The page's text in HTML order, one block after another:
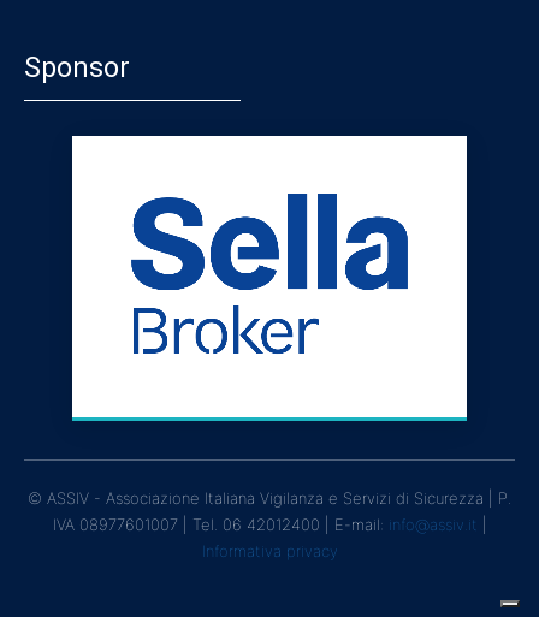
Sponsor
© ASSIV - Associazione Italiana Vigilanza e Servizi di Sicurezza | P.
IVA 08977601007 | Tel. 06 42012400 | E-mail: info@assiv.it
Informativa privacy